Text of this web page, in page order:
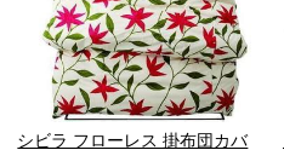
シビラ フローレス 掛布団カバ